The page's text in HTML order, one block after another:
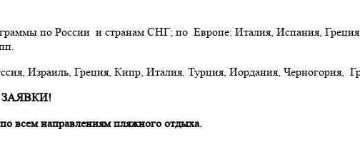
по России и странам СНГ; по Европе: Италия, Испания, Греция,
Израиль, Греция, Кипр, Италия. Турция, Иордания, Черногория,
направлениям пляжного отдыха.